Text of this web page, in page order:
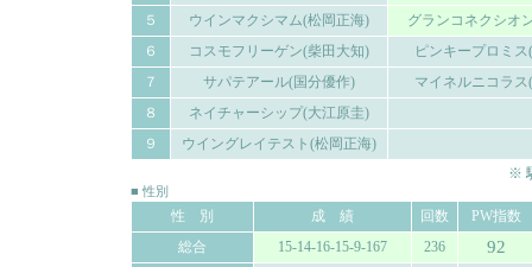
５
ウインマクシマム(松岡正海)
グランコネクシオ
６
コスモフリーゲン(柴田大知)
ピンキープロミ
７
サパテアール(国分優作)
マイネルニコラ
８
ネイチャーシップ(大江原圭)
９
ウイングレイテスト(松岡正海)
※
■ 性別
性 別 成 績 回数
PW指数
総合
15-14-16-15-9-167 236 92